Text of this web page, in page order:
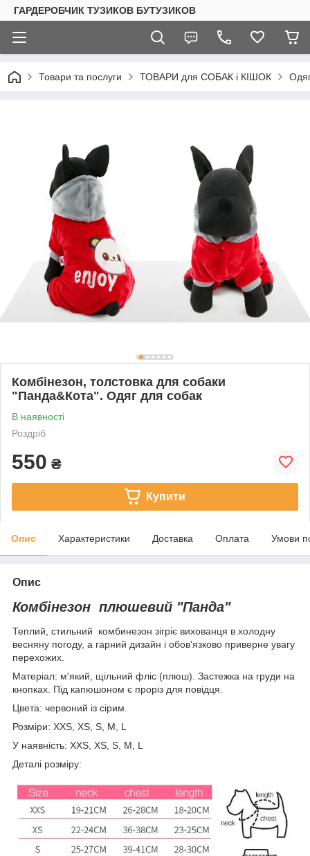
ГАРДЕРОБЧИК ТУЗИКОВ БУТУЗИКОВ
Товари та послуги ТОВАРИ для СОБАК і КІШОК
Комбінезон, толстовка для собаки
"Панда&Кота". Одяг для собак
В наявності
Роздріб
550 ₴
Купити
Опис Характеристики Доставка Оплата Умови
Опис
Комбінезон плюшевий "Панда"
Теплий, стильний комбинезон зігріє вихованця в холодну
весняну погоду, а гарний дизайн і обов'язково приверне увагу
перехожих.
Матеріал: м'який, щільний фліс (плюш). Застежка на груди на
кнопках. Під капюшоном є проріз для повідця.
Цвета: червоний із сірим.
Розміри: XXS, XS, S, M, L
У наявність: XXS, XS, S, М, L
Деталі розміру: